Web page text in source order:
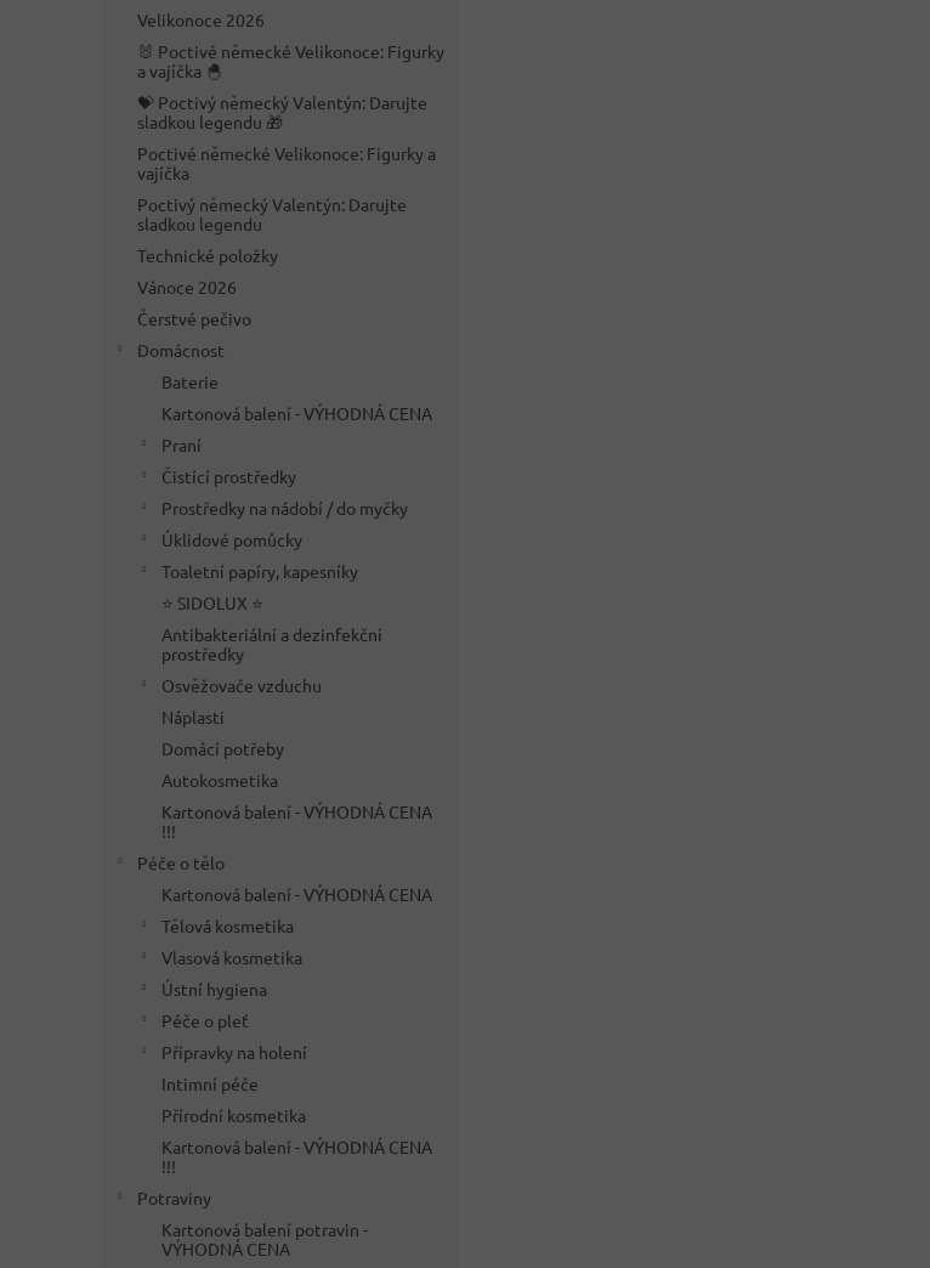
Velikonoce 2026
🐰 Poctivé německé Velikonoce: Figurky
a vajíčka 🐣
💝 Poctivý německý Valentýn: Darujte
sladkou legendu 🎁
Poctivé německé Velikonoce: Figurky a
vajíčka
Poctivý německý Valentýn: Darujte
sladkou legendu
Technické položky
Vánoce 2026
Čerstvé pečivo
Domácnost
Baterie
Kartonová balení - VÝHODNÁ CENA
Praní
Čistící prostředky
Prostředky na nádobí / do myčky
Úklidové pomůcky
Toaletní papíry, kapesníky
⭐ SIDOLUX ⭐
Antibakteriální a dezinfekční
prostředky
Osvěžovače vzduchu
Náplasti
Domácí potřeby
Autokosmetika
Kartonová balení - VÝHODNÁ CENA
!!!
Péče o tělo
Kartonová balení - VÝHODNÁ CENA
Tělová kosmetika
Vlasová kosmetika
Ústní hygiena
Péče o pleť
Přípravky na holení
Intimní péče
Přírodní kosmetika
Kartonová balení - VÝHODNÁ CENA
!!!
Potraviny
Kartonová balení potravin -
VÝHODNÁ CENA